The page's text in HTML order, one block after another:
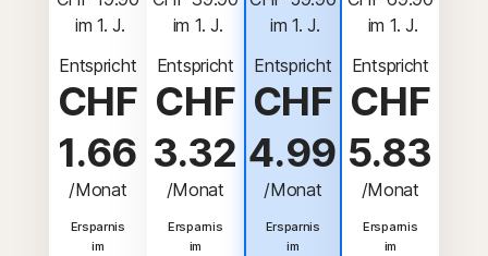
im 1. J.
Entspricht
CHF
1.66
/Monat
Ersparnis
im
im 1. J.
Entspricht
CHF
3.32
/Monat
Ersparnis
im
im 1. J.
Entspricht
CHF
4.99
/Monat
Ersparnis
im
im 1. J.
Entspricht
CHF
5.83
/Monat
Ersparnis
im